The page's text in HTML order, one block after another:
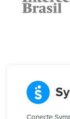
Conecte